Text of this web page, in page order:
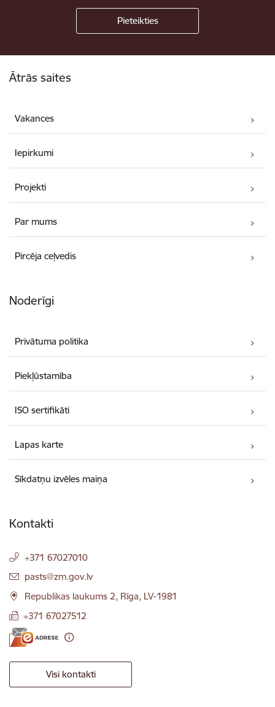
Ātrās saites
Vakances
Iepirkumi
Projekti
Par mums
Pircēja ceļvedis
Noderīgi
Privātuma politika
Piekļūstamība
ISO sertifikāti
Lapas karte
Sīkdatņu izvēles maiņa
Kontakti
+371 67027010
E-pasts:
pasts@zm.gov.lv
Republikas laukums 2, Rīga, LV-1981
+371 67027512
Visi kontakti